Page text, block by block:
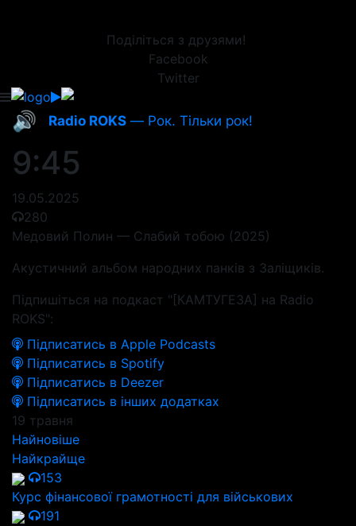
Поділіться з друзями!
Facebook
Twitter
🔊 Radio ROKS — Рок. Тільки рок!
9:45
19.05.2025
280
Медовий Полин — Слабий тобою (2025)
Акустичний альбом народних панків з Заліщиків.
Підпишіться на подкаст "[КАМТУГЕЗА] на Radio
ROKS":
Підписатись в Apple Podcasts
Підписатись в Spotify
Підписатись в Deezer
Підписатись в інших додатках
19 травня
Найновіше
Найкрайще
153
Курс фінансової грамотності для військових
191